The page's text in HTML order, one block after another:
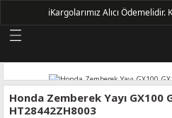
Geri Dön
Honda Zemberek Yayı GX100
HT28442ZH8003
ℹ️Kargolarımız Alıcı Ödemelidir.